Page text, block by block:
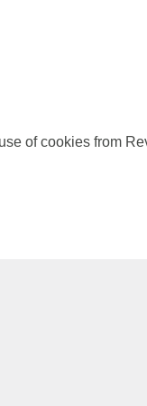
of cookies from